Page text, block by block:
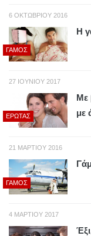
6 ΟΚΤΩΒΡΊΟΥ 2016
ΓΆΜΟΣ
Η
27 ΙΟΥΝΊΟΥ 2017
ΈΡΩΤΑΣ
Με
με
21 ΜΑΡΤΊΟΥ 2016
ΓΆΜΟΣ
4 ΜΑΡΤΊΟΥ 2017